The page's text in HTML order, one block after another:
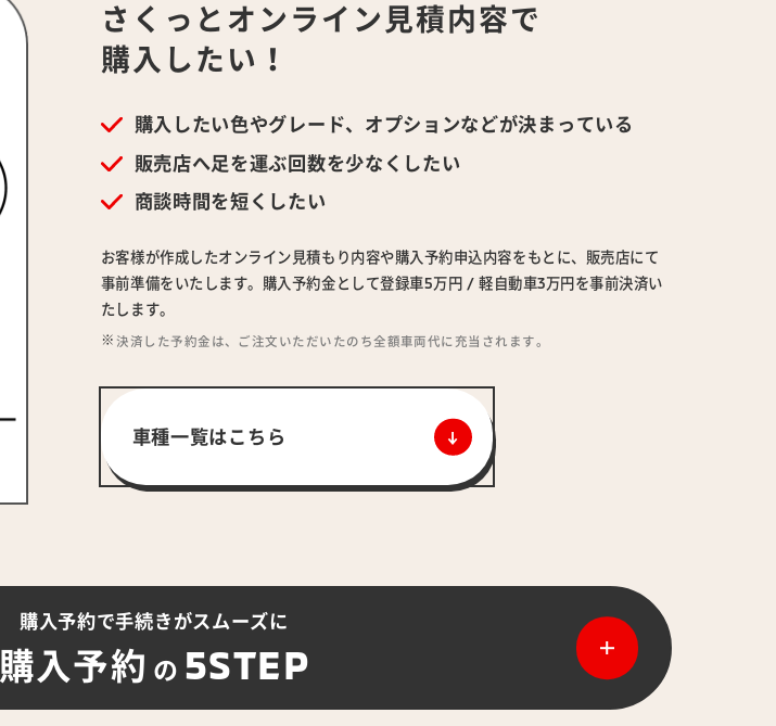
さくっとオンライン 見積内容で
購入したい！
購入したい色やグレード、オプションなどが決まっている
販売店へ足を運ぶ回数を少なくしたい
商談時間を短くしたい
お客様が作成したオンライン見積もり内容や購入予約申込内容をもとに、販売店にて
事前準備をいたします。購入予約金として登録車5万円 / 軽自動車3万円を事前決済い
たします。
決済した予約金は、ご注文いただいたのち全額車両代に充当されます。
車種一覧はこちら
購入予約で手続きがスムーズに
購入予約 の 5STEP